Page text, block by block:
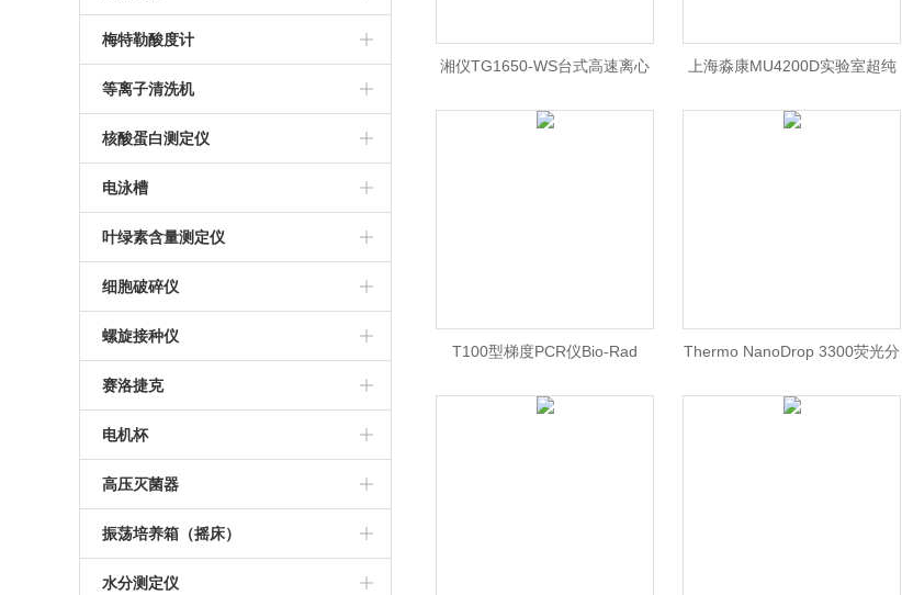
BIO-RAD PCR仪
推荐PCR仪
美国密勒悬浮物分析仪
冷冻组织包埋机
全自动组织脱水机
金华科迪
莱卡切片机
德国徕卡石蜡包埋机
梅特勒酸度计
梅特勒PH计
等离子清洗机
推荐等离子清洗机
等离子清洗机
核酸蛋白测定仪
Bio-Rad核酸蛋白测定仪
电泳槽
伯乐电泳槽
叶绿素含量测定仪
日本KONTCA流式细胞仪
细胞破碎仪
宁波新芝超声波细胞破碎仪
螺旋接种仪
法国Interscience
西班牙IUL螺旋接种仪
推荐螺旋接种仪
赛洛捷克
离心机
电机杯
伯乐电机杯
高压灭菌器
推荐高压灭菌器
美国致微高压灭菌器
振荡培养箱（摇床）
WIGGENS
水分测定仪
湘仪TG1650-WS台式高速离心
机/TG1650-WS离心机北京价格/
上海淼康MU4200D实验室超纯
水仪/超纯水机
T100型梯度PCR仪Bio-Rad
T100梯度PCR仪\Bio-Rad T100
Thermo NanoDrop 3300荧光分
光光度计/NanoDrop 3300分光